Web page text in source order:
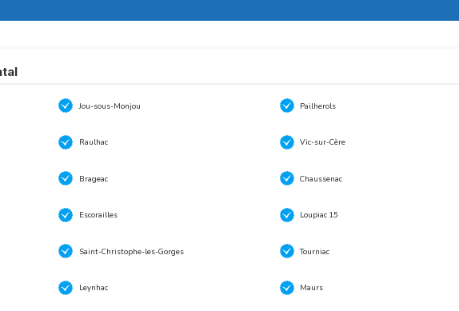
Jou-sous-Monjou Pailherols
Raulhac Vic-sur-Cère
Brageac Chaussenac
Escorailles Loupiac 15
Saint-Christophe-les-Gorges Tourniac
Leynhac Maurs